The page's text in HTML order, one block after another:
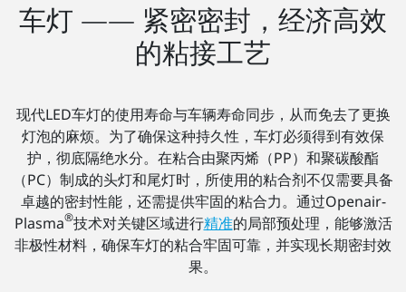
车灯 —— 紧密密封，经济高效
的粘接工艺
现代LED车灯的使用寿命与车辆寿命同步，从而免去了更换
灯泡的麻烦。为了确保这种持久性，车灯必须得到有效保
护，彻底隔绝水分。在粘合由聚丙烯（PP）和聚碳酸酯
（PC）制成的头灯和尾灯时，所使用的粘合剂不仅需要具备
卓越的密封性能，还需提供牢固的粘合力。通过Openair-
Plasma®技术对关键区域进行精准的局部预处理，能够激活
非极性材料，确保车灯的粘合牢固可靠，并实现长期密封效
果。